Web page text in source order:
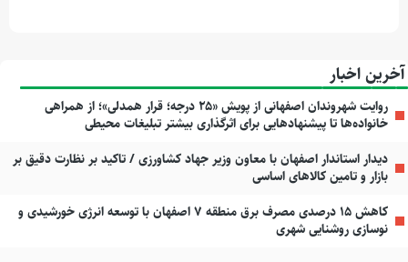
آخرین اخبار
روایت شهروندان اصفهانی از پویش «۲۵ درجه؛ قرار همدلی»؛ از همراهی
خانواده‌ها تا پیشنهادهایی برای اثرگذاری بیشتر تبلیغات محیطی
دیدار استاندار اصفهان با معاون وزیر جهاد کشاورزی / تاکید بر نظارت دقیق بر
بازار و تامین کالاهای اساسی
کاهش ۱۵ درصدی مصرف برق منطقه ۷ اصفهان با توسعه انرژی خورشیدی و
نوسازی روشنایی شهری